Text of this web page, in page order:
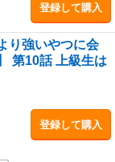
登録して購入
り強いやつに会
第10話 上級生は
登録して購入